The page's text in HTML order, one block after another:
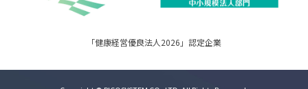
「健康経営優良法人2026」認定企業